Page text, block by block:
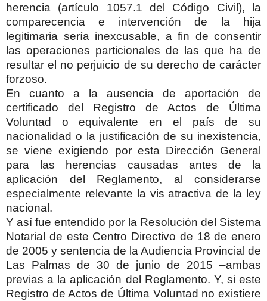
herencia (artículo 1057.1 del Código Civil), la
comparecencia e intervención de la hija
legitimaria sería inexcusable, a fin de consentir
las operaciones particionales de las que ha de
resultar el no perjuicio de su derecho de carácter
forzoso.
En cuanto a la ausencia de aportación de
certificado del Registro de Actos de Última
Voluntad o equivalente en el país de su
nacionalidad o la justificación de su inexistencia,
se viene exigiendo por esta Dirección General
para las herencias causadas antes de la
aplicación del Reglamento, al considerarse
especialmente relevante la vis atractiva de la ley
nacional.
Y así fue entendido por la Resolución del Sistema
Notarial de este Centro Directivo de 18 de enero
de 2005 y sentencia de la Audiencia Provincial de
Las Palmas de 30 de junio de 2015 –ambas
previas a la aplicación del Reglamento. Y, si este
Registro de Actos de Última Voluntad no existiere